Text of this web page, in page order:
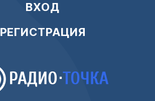
ВХОД
РЕГИСТРАЦИЯ